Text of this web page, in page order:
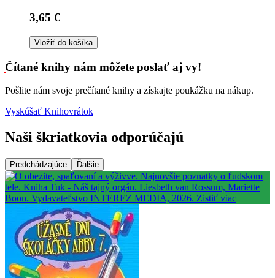
3,65 €
Vložiť do košíka
Čítané knihy nám môžete poslať aj vy!
Pošlite nám svoje prečítané knihy a získajte poukážku na nákup.
Vyskúšať Knihovrátok
Naši škriatkovia odporúčajú
Predchádzajúce Ďalšie